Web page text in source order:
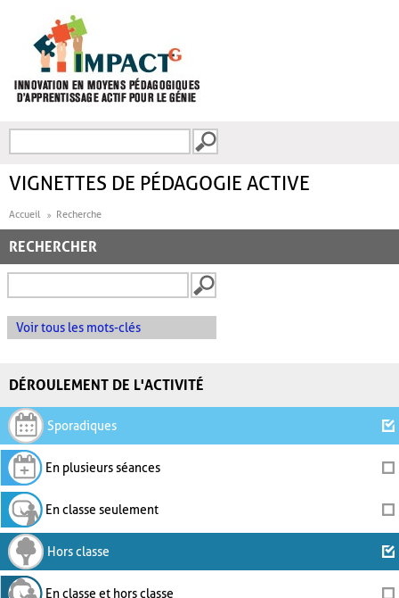
FORMULAIRE DE
VIGNETTES DE PÉDAGOGIE ACTIVE
Accueil Recherche
RECHERCHER
Voir tous les mots-clés
DÉROULEMENT DE L'ACTIVITÉ
Sporadiques
En plusieurs séances
En classe seulement
Hors classe
En classe et hors classe